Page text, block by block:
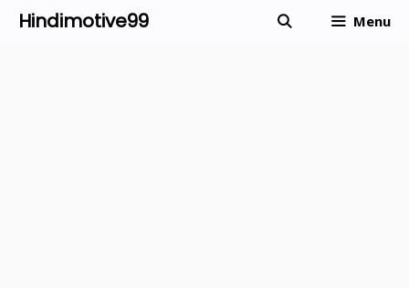
SkipHindimotive99 Menu